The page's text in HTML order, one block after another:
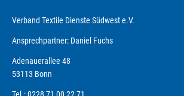
Verband Textile Dienste Südwest e.V.
Ansprechpartner: Daniel Fuchs
Adenauerallee 48
53113 Bonn